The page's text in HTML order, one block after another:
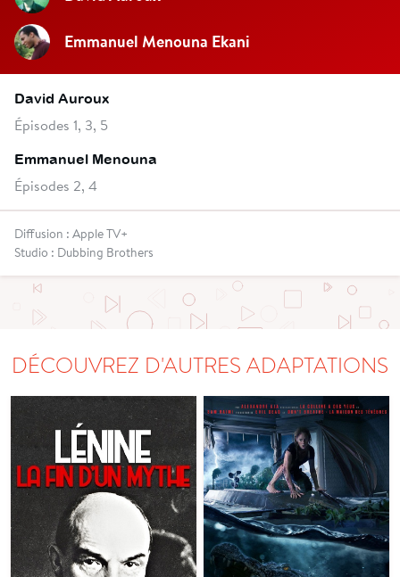
Emmanuel Menouna Ekani
David Auroux
Épisodes 1, 3, 5
Emmanuel Menouna
Épisodes 2, 4
Diffusion : Apple TV+
Studio : Dubbing Brothers
DÉCOUVREZ D'AUTRES ADAPTATIONS